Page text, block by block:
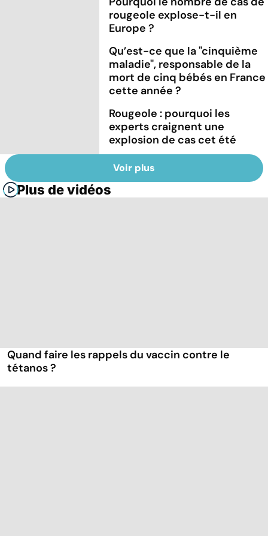
rougeole explose-t-il en
Europe ?
Qu’est-ce que la "cinquième
maladie", responsable de la
mort de cinq bébés en France
cette année ?
Rougeole : pourquoi les
experts craignent une
explosion de cas cet été
Voir plus
Plus de vidéos
Quand faire les rappels du vaccin contre le
tétanos ?